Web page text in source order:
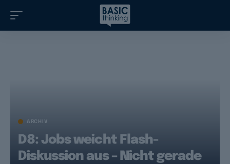
ARCHIV
D8: Jobs weicht Flash-
Diskussion aus – Nicht gerade